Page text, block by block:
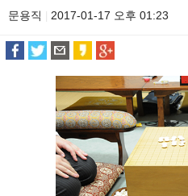
문용직
2017-01-17 오후 01:23